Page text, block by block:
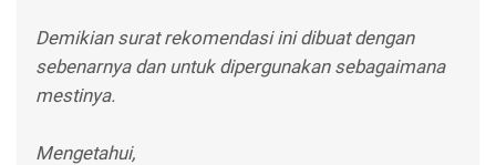
Demikian surat rekomendasi ini dibuat dengan
sebenarnya dan untuk dipergunakan sebagaimana
mestinya.
Mengetahui,